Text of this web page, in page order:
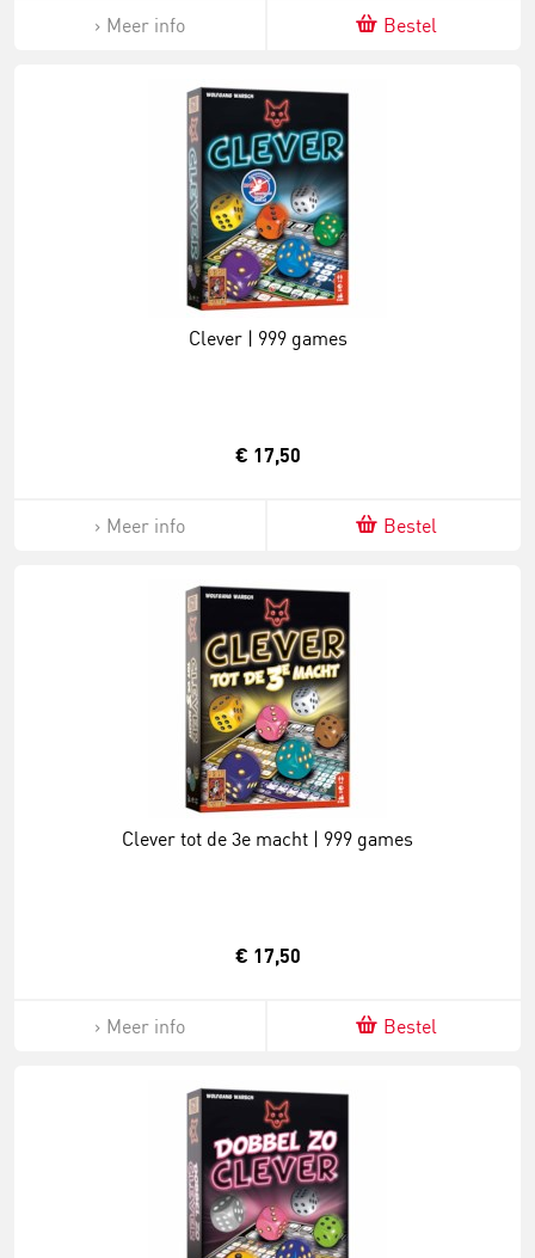
Meer info Bestel
Clever | 999 games
€ 17,50
Meer info Bestel
Clever tot de 3e macht | 999 games
€ 17,50
Meer info Bestel